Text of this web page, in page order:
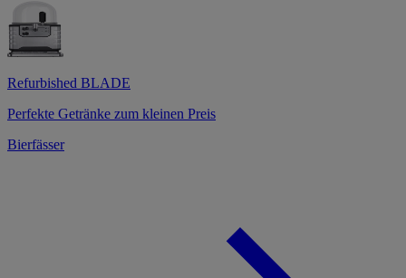
Refurbished BLADE
Perfekte Getränke zum kleinen Preis
Bierfässer